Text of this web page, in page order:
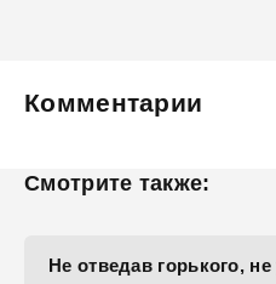
Комментарии
Смотрите также:
Не отведав горького,